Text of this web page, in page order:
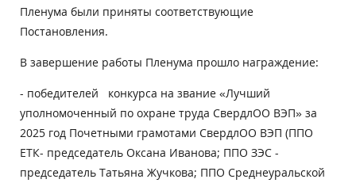
Пленума были приняты соответствующие
Постановления.
В завершение работы Пленума прошло награждение:
- победителей конкурса на звание «Лучший
уполномоченный по охране труда СвердлОО ВЭП» за
2025 год Почетными грамотами СвердлОО ВЭП (ППО
ЕТК- председатель Оксана Иванова; ППО ЗЭС -
председатель Татьяна Жучкова; ППО Среднеуральской